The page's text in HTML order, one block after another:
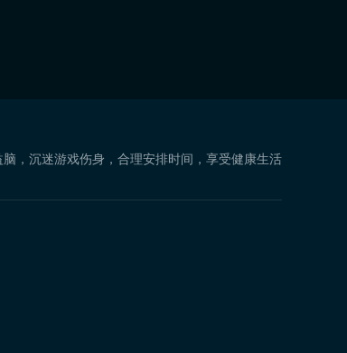
，沉迷游戏伤身，合理安排时间，享受健康生活